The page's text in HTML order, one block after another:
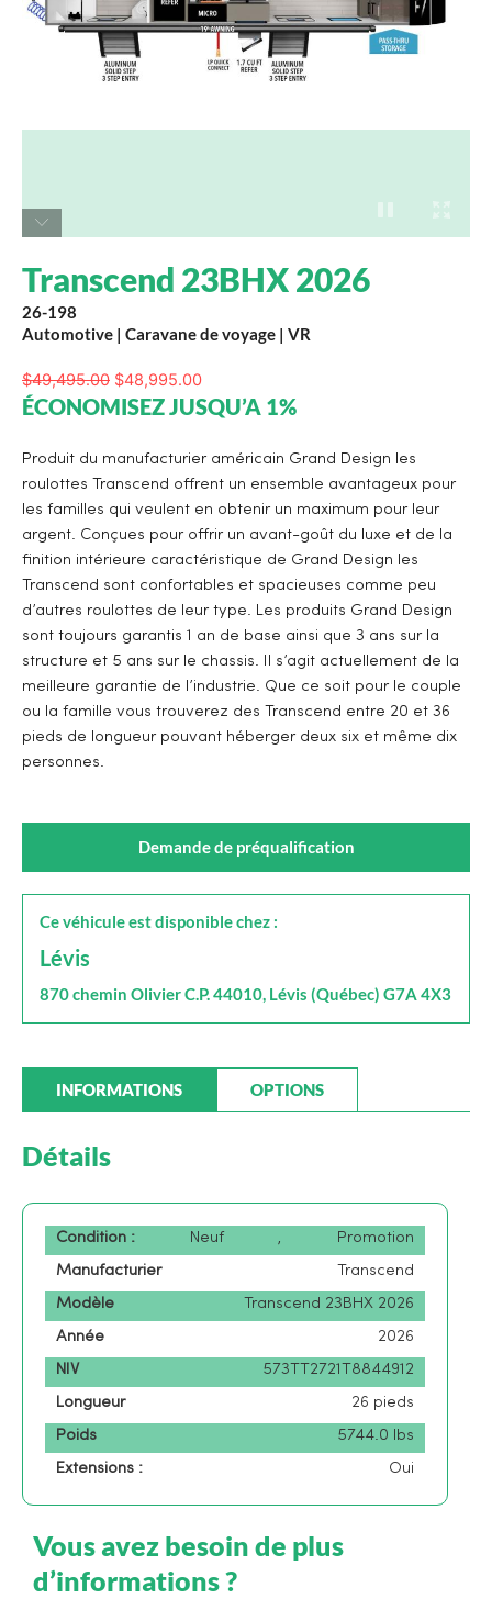
Transcend 23BHX 2026
26-198
Automotive | Caravane de voyage | VR
$49,495.00 $48,995.00
ÉCONOMISEZ JUSQU’A 1%
Produit du manufacturier américain Grand Design les
roulottes Transcend offrent un ensemble avantageux pour
les familles qui veulent en obtenir un maximum pour leur
argent. Conçues pour offrir un avant-goût du luxe et de la
finition intérieure caractéristique de Grand Design les
Transcend sont confortables et spacieuses comme peu
d’autres roulottes de leur type. Les produits Grand Design
sont toujours garantis 1 an de base ainsi que 3 ans sur la
structure et 5 ans sur le chassis. Il s’agit actuellement de la
meilleure garantie de l’industrie. Que ce soit pour le couple
ou la famille vous trouverez des Transcend entre 20 et 36
pieds de longueur pouvant héberger deux six et même dix
personnes.
Demande de préqualification
Ce véhicule est disponible chez :
Lévis
870 chemin Olivier C.P. 44010, Lévis (Québec) G7A 4X3
INFORMATIONS OPTIONS
Détails
Condition : Neuf ,
Promotion
Manufacturier
Transcend
Modèle
Transcend 23BHX 2026
Année
2026
NIV
573TT2721T8844912
Longueur
26 pieds
Poids
5744.0 lbs
Extensions :
Oui
Vous avez besoin de plus
d’informations ?